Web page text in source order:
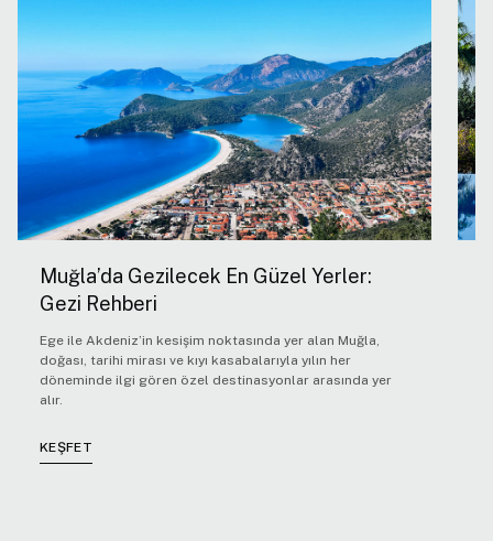
Muğla’da Gezilecek En Güzel Yerler:
Gezi Rehberi
Ege ile Akdeniz’in kesişim noktasında yer alan Muğla,
doğası, tarihi mirası ve kıyı kasabalarıyla yılın her
döneminde ilgi gören özel destinasyonlar arasında yer
alır.
KEŞFET